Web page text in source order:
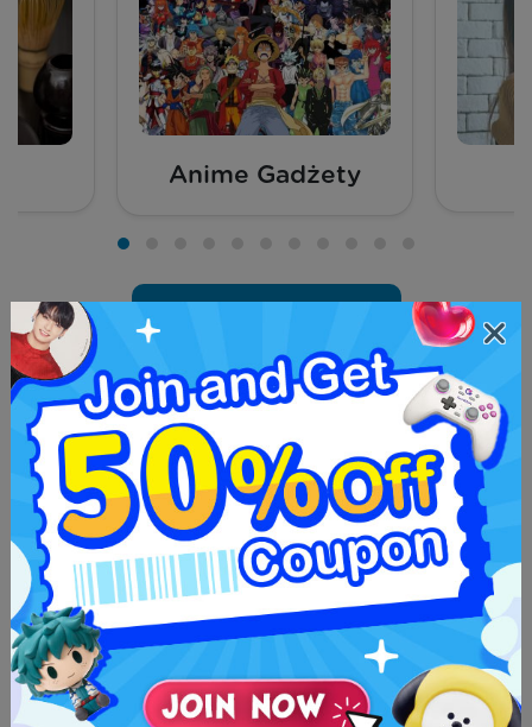
Anime Gadżety
Skorzystaj z okazji na zakupy w
Japonii dzięki Neokyo!
Z Neokyo możesz robić zakupy we wszystkich japońskich
sklepach internetowych! Pozwala to na korzystanie z wielu
ekskluzywnych ofert z japońskiego rynku. Co powiesz na pójście
jeszcze dalej i zrobienie zakupów na dwóch najlepszych
platformach sprzedaży peer-to-peer w Japonii: JDirectItems
Auction i Rakuma!
JDirectItems Auction i Rakuma to dwie główne platformy
sprzedaży peer-to-peer w Japonii. Znajdziesz tam szeroki wybór
nowych i używanych produktów japońskich w świetnych cenach!